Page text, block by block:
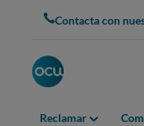
Contacta con
Reclamar